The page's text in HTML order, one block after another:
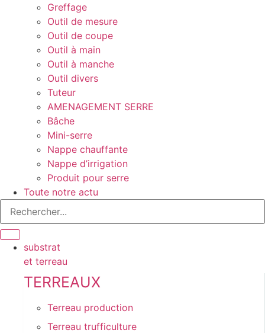
Greffage
Outil de mesure
Outil de coupe
Outil à main
Outil à manche
Outil divers
Tuteur
AMENAGEMENT SERRE
Bâche
Mini-serre
Nappe chauffante
Nappe d’irrigation
Produit pour serre
Toute notre actu
substrat
et terreau
TERREAUX
Terreau production
Terreau trufficulture